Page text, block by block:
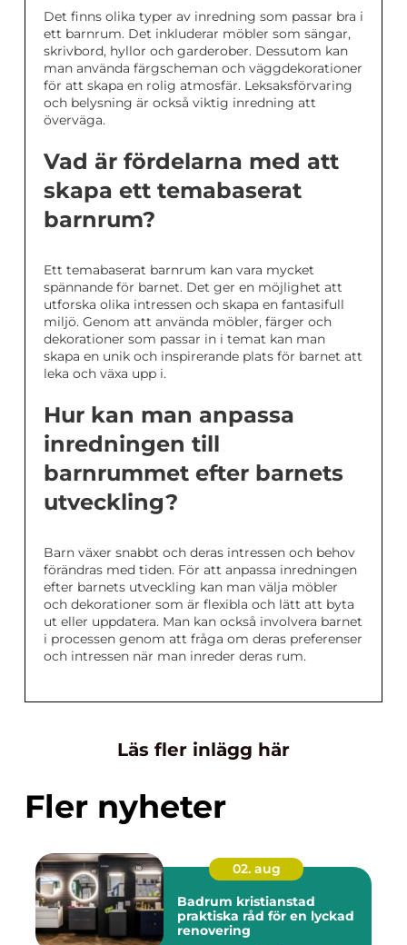
Det finns olika typer av inredning som passar bra i
ett barnrum. Det inkluderar möbler som sängar,
skrivbord, hyllor och garderober. Dessutom kan
man använda färgscheman och väggdekorationer
för att skapa en rolig atmosfär. Leksaksförvaring
och belysning är också viktig inredning att
överväga.
Vad är fördelarna med att
skapa ett temabaserat
barnrum?
Ett temabaserat barnrum kan vara mycket
spännande för barnet. Det ger en möjlighet att
utforska olika intressen och skapa en fantasifull
miljö. Genom att använda möbler, färger och
dekorationer som passar in i temat kan man
skapa en unik och inspirerande plats för barnet att
leka och växa upp i.
Hur kan man anpassa
inredningen till
barnrummet efter barnets
utveckling?
Barn växer snabbt och deras intressen och behov
förändras med tiden. För att anpassa inredningen
efter barnets utveckling kan man välja möbler
och dekorationer som är flexibla och lätt att byta
ut eller uppdatera. Man kan också involvera barnet
i processen genom att fråga om deras preferenser
och intressen när man inreder deras rum.
Läs fler inlägg här
Fler nyheter
02. aug
Badrum kristianstad
praktiska råd för en lyckad
renovering